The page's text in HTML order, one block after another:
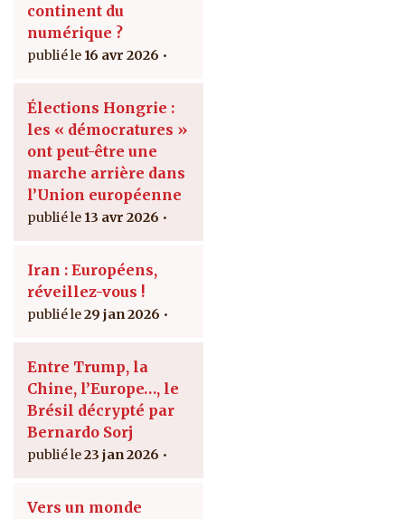
continent du
numérique ?
16 avr 2026
Élections Hongrie :
les « démocratures »
ont peut-être une
marche arrière dans
l’Union européenne
13 avr 2026
Iran : Européens,
réveillez-vous !
29 jan 2026
Entre Trump, la
Chine, l’Europe…, le
Brésil décrypté par
Bernardo Sorj
23 jan 2026
Vers un monde